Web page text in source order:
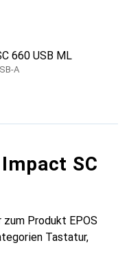
660 USB ML
A
SC
Produkt EPOS
Tastatur,